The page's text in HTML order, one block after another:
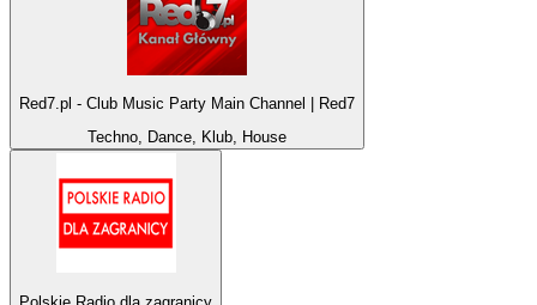
Red7.pl - Club Music Party Main Channel | Red7
Techno, Dance, Klub, House